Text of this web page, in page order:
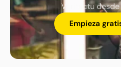
Verifactu
Empieza